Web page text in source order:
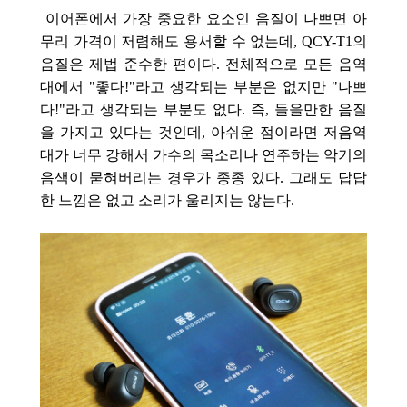
이어폰에서 가장 중요한 요소인 음질이 나쁘면 아
무리 가격이 저렴해도 용서할 수 없는데, QCY-T1의
음질은 제법 준수한 편이다. 전체적으로 모든 음역
대에서 "좋다!"라고 생각되는 부분은 없지만 "나쁘
다!"라고 생각되는 부분도 없다. 즉, 들을만한 음질
을 가지고 있다는 것인데, 아쉬운 점이라면 저음역
대가 너무 강해서 가수의 목소리나 연주하는 악기의
음색이 묻혀버리는 경우가 종종 있다. 그래도 답답
한 느낌은 없고 소리가 울리지는 않는다.